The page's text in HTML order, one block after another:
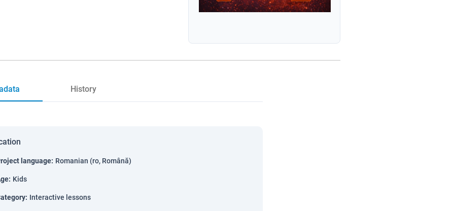
History
language: Romanian (ro, Română)
: Kids
: Interactive lessons